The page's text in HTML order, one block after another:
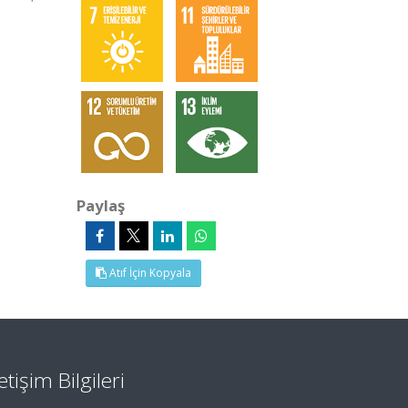
Paylaş
Atıf İçin Kopyala
Bilgileri